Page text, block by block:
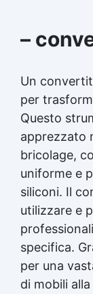
–
Un
per
Questo
apprezzato
bricolage,
uniforme e
siliconi. Il
utilizzare e
specifica.
per una
di mobili